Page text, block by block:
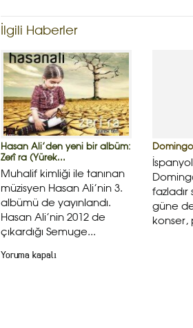
İlgili Haberler
Hasan Ali’den yeni bir albüm:
Zerî ra (Yürek...
Muhalif kimliği ile tanınan
müzisyen Hasan Ali’nin 3.
albümü de yayınlandı.
Hasan Ali’nin 2012 de
çıkardığı Semuge...
fazladır
güne
konser,
Yoruma kapalı